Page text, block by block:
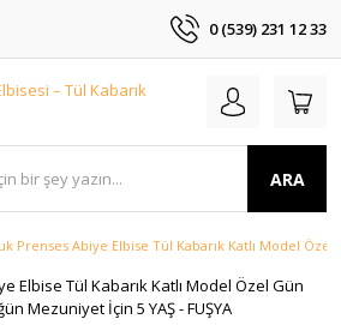
0 (539) 231 12 33
ARA
Prenses Abiye Elbise Tül Kabarık Katlı Model